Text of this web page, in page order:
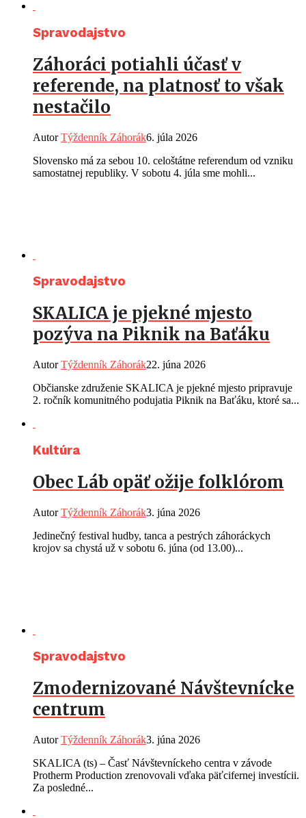
Spravodajstvo
Záhoráci potiahli účasť v
referende, na platnosť to však
nestačilo
AutorTýždenník Záhorák6. júla 2026
Slovensko má za sebou 10. celoštátne referendum od vzniku
samostatnej republiky. V sobotu 4. júla sme mohli...
Spravodajstvo
SKALICA je pjekné mjesto
pozýva na Piknik na Baťáku
AutorTýždenník Záhorák22. júna 2026
Občianske združenie SKALICA je pjekné mjesto pripravuje
2. ročník komunitného podujatia Piknik na Baťáku, ktoré sa...
Kultúra
Obec Láb opäť ožije folklórom
AutorTýždenník Záhorák3. júna 2026
Jedinečný festival hudby, tanca a pestrých záhoráckych
krojov sa chystá už v sobotu 6. júna (od 13.00)...
Spravodajstvo
Zmodernizované Návštevnícke
centrum
AutorTýždenník Záhorák3. júna 2026
SKALICA (ts) – Časť Návštevníckeho centra v závode
Protherm Production zrenovovali vďaka päťcifernej investícii.
Za posledné...